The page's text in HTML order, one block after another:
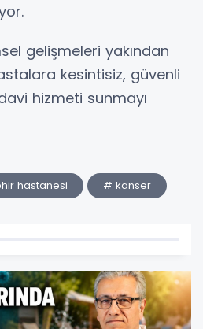
gelişmeleri yakından
kesintisiz, güvenli
hizmeti sunmayı
hastanesi
# kanser